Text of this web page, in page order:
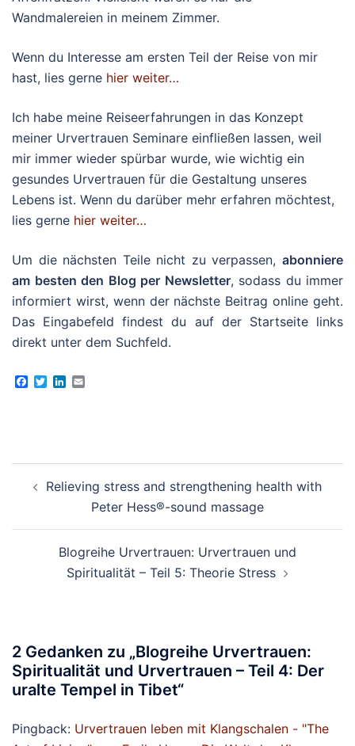
Wandmalereien in meinem Zimmer.
Wenn du Interesse am ersten Teil der Reise von mir
hast, lies gerne hier weiter…
Ich habe meine Reiseerfahrungen in das Konzept
meiner Urvertrauen Seminare einfließen lassen, weil
mir immer wieder spürbar wurde, wie wichtig ein
gesundes Urvertrauen für die Gestaltung unseres
Lebens ist. Wenn du darüber mehr erfahren möchtest,
lies gerne hier weiter…
Um die nächsten Teile nicht zu verpassen, abonniere
am besten den Blog per Newsletter, sodass du immer
informiert wirst, wenn der nächste Beitrag online geht.
Das Eingabefeld findest du auf der Startseite links
direkt unter dem Suchfeld.
Facebook
TwitterLinkedIn
Relieving stress and strengthening health with
Peter Hess®-sound massage
Blogreihe Urvertrauen: Urvertrauen und
Spiritualität – Teil 5: Theorie Stress
2 Gedanken zu „Blogreihe Urvertrauen:
Spiritualität und Urvertrauen – Teil 4: Der
uralte Tempel in Tibet“
Pingback: Urvertrauen leben mit Klangschalen - "The